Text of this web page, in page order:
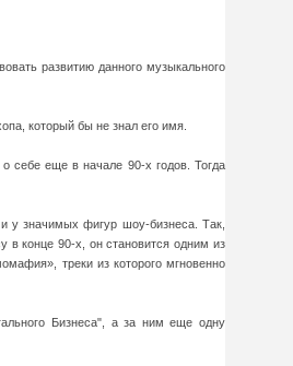
развитию данного музыкального
который бы не знал его имя.
себе еще в начале 90-х годов. Тогда
у значимых фигур шоу-бизнеса. Так,
в конце 90-х, он становится одним из
треки из которого мгновенно
Бизнеса", а за ним еще одну